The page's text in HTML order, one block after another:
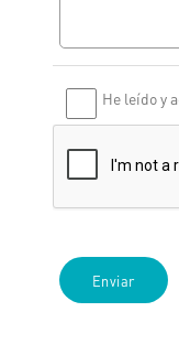
He leído y
Enviar